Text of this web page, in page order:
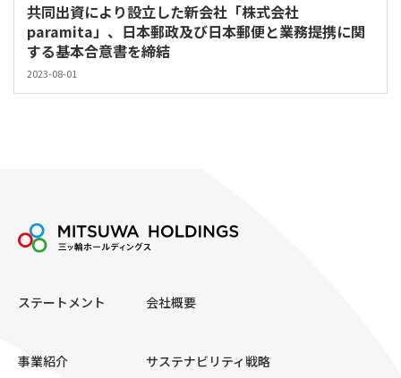
共同出資により設立した新会社「株式会社
paramita」、日本郵政及び日本郵便と業務提携に関
する基本合意書を締結
2023-08-01
ステートメント 会社概要
事業紹介 サステナビリティ戦略